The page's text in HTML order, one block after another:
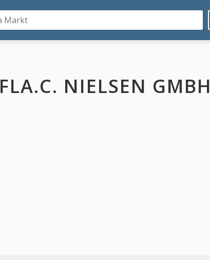
FLA.C. NIELSEN GMBH